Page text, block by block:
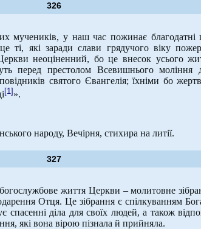
326
у наш час пожинає благодатні
які заради слави грядучого віку
неоціненний, бо це внесок усього
перед престолом Всевишнього моління
святого Євангелія; їхніми бо
[1] ».
народу, Вечірня, стихира на литії.
327
життя Церкви – молитовне
Отця. Це зібрання є спілкуванням
спасенні діла для своїх людей, а також
які вона вірою пізнала й прийняла.